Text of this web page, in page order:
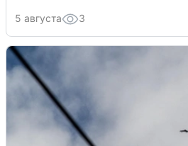
5 августа 3